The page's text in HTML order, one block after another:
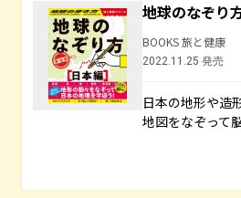
地球のなぞ
BOOKS 旅と健康
2022.11.25 発売
日本の地形や造
地図をなぞって